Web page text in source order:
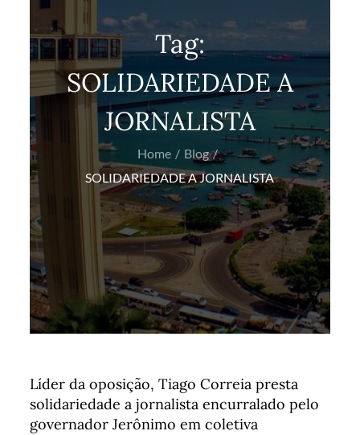
Tag:
SOLIDARIEDADE A
JORNALISTA
Home
Blog
SOLIDARIEDADE A JORNALISTA
Líder da oposição, Tiago Correia presta
solidariedade a jornalista encurralado pelo
governador Jerônimo em coletiva